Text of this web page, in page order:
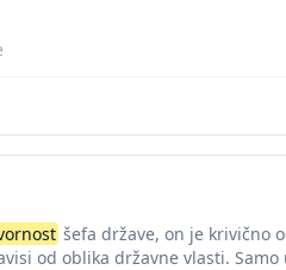
šefa države, on je krivično
od oblika državne vlasti. Samo